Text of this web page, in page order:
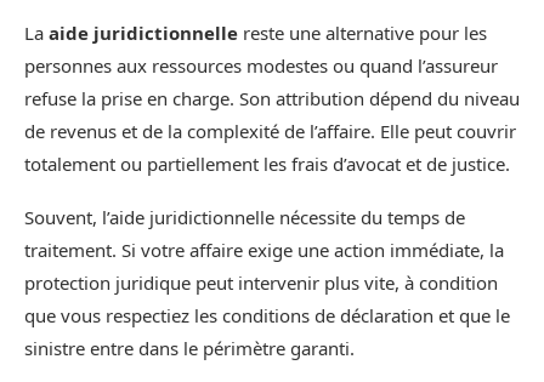
La aide juridictionnelle reste une alternative pour les
personnes aux ressources modestes ou quand l’assureur
refuse la prise en charge. Son attribution dépend du niveau
de revenus et de la complexité de l’affaire. Elle peut couvrir
totalement ou partiellement les frais d’avocat et de justice.
Souvent, l’aide juridictionnelle nécessite du temps de
traitement. Si votre affaire exige une action immédiate, la
protection juridique peut intervenir plus vite, à condition
que vous respectiez les conditions de déclaration et que le
sinistre entre dans le périmètre garanti.